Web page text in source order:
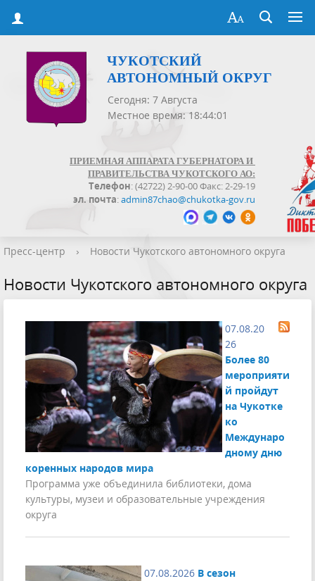
ЧУКОТСКИЙ
АВТОНОМНЫЙ ОКРУГ
Сегодня: 7 Августа
Местное время: 18:44:01
ПРИЕМНАЯ АППАРАТА ГУБЕРНАТОРА И
ПРАВИТЕЛЬСТВА ЧУКОТСКОГО АО:
Телефон: (42722) 2-90-00 Факс: 2-29-19
эл. почта:admin87chao@chukotka-gov.ru
Пресс-центр › Новости Чукотского автономного округа
Новости Чукотского автономного округа
07.08.20
26
Более 80
мероприяти
й пройдут
на Чукотке
ко
Междунаро
дному дню
коренных народов мира
Программа уже объединила библиотеки, дома
культуры, музеи и образовательные учреждения
округа
07.08.2026 В сезон